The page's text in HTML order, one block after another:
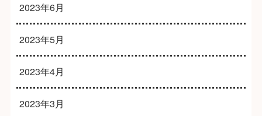
2023年6月
2023年5月
2023年4月
2023年3月